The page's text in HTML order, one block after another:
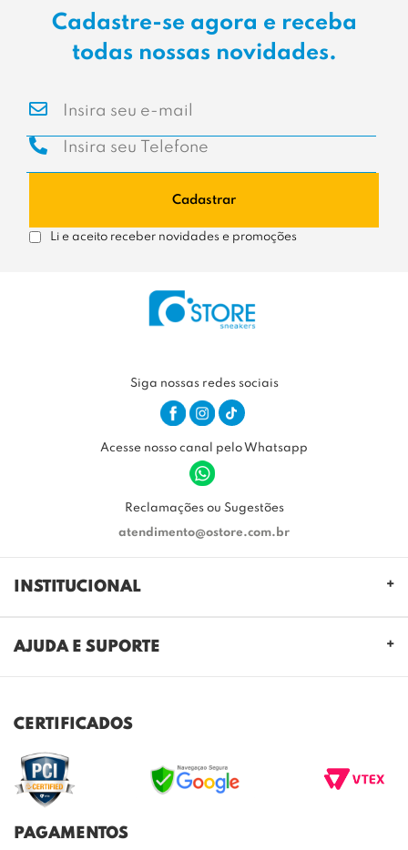
Cadastre-se agora e receba
todas nossas novidades.
Cadastrar
Li e aceito receber novidades e promoções
Siga nossas redes sociais
Acesse nosso canal pelo Whatsapp
Reclamações ou Sugestões
atendimento@ostore.com.br
INSTITUCIONAL
REGULAMENTO CASHBACK
AJUDA E SUPORTE
TROCAS E DEVOLUÇÕES
ENVIO E ENTREGA
DÚVIDAS FREQUENTES
CERTIFICADOS
PAGAMENTOS